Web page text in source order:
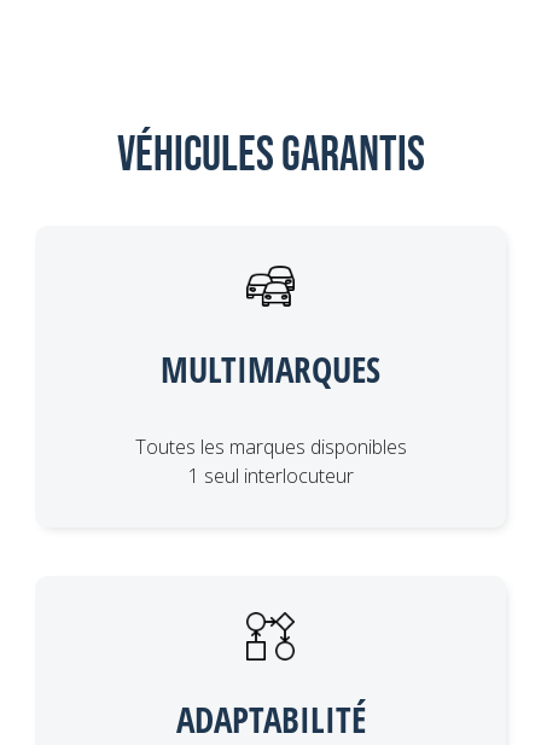
Véhicules garantis
MULTIMARQUES
Toutes les marques disponibles
1 seul interlocuteur
ADAPTABILITÉ